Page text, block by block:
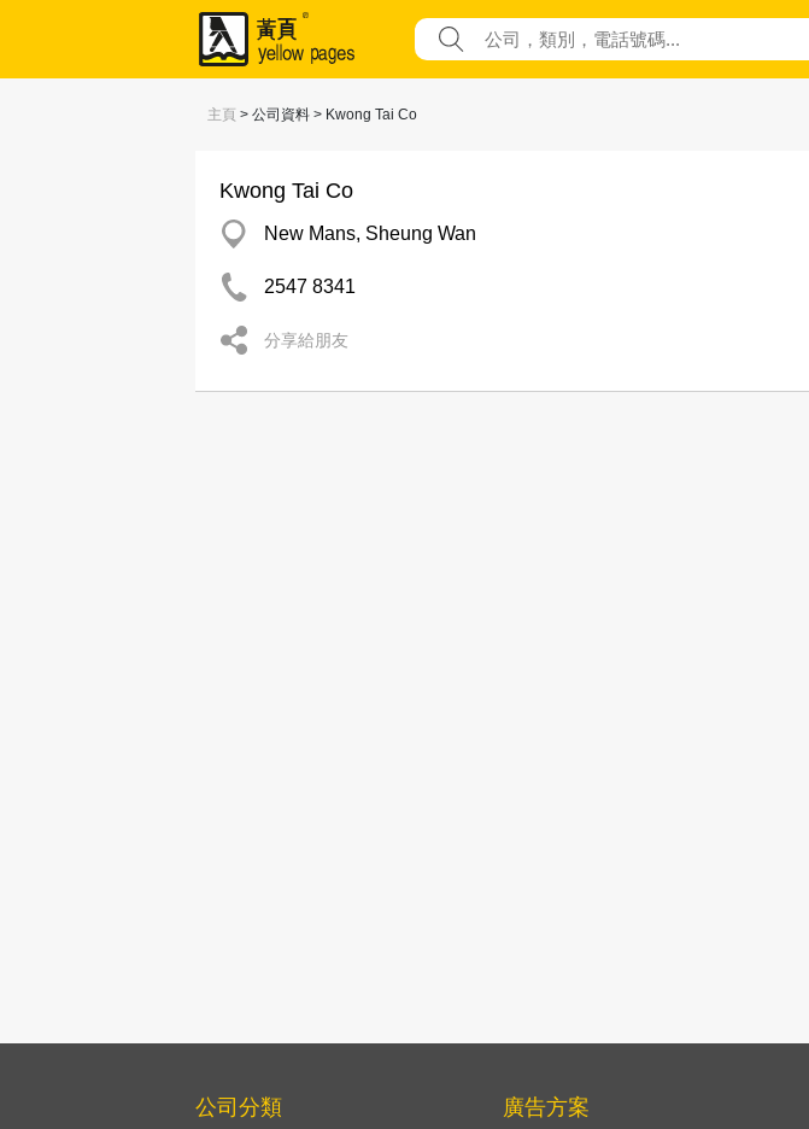
主頁 > 公司資料 > Kwong Tai Co
Kwong Tai Co
New Mans, Sheung Wan
2547 8341
分享給朋友
公司分類 廣告方案